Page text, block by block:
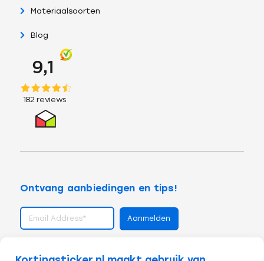
Materiaalsoorten
Blog
Ontvang aanbiedingen en tips!